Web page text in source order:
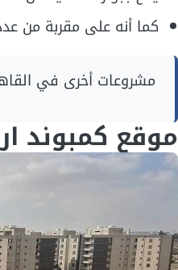
كما أنه على مقربة من
مشروعات أخرى في
موقع كمبوند